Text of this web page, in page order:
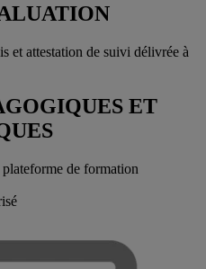
et attestation de suivi délivrée à
ET
de formation